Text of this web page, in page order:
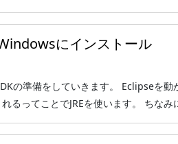
にインストール
の準備をしていきます。 Eclipseを動
れるってことでJREを使います。 ちな